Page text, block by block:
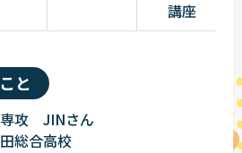
講座
と
専攻 JINさん
総合高校